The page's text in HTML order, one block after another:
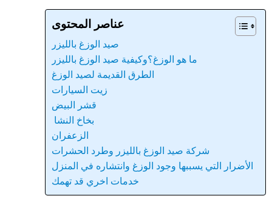
عناصر المحتوى
صيد الوزغ بالليزر
ما هو الوزغ؟وكيفية صيد الوزغ بالليزر
الطرق القديمة لصيد الوزغ
زيت السيارات
قشر البيض
بخاخ النشا
الزعفران
شركة صيد الوزغ بالليزر وطرد الحشرات
الأضرار التي يسببها وجود الوزغ وانتشاره في المنزل
خدمات اخري قد تهمك